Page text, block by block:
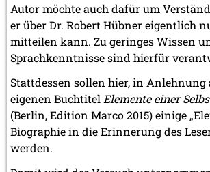
Autor möchte auch dafür um
er über Dr. Robert Hübner eigentlich
mitteilen kann. Zu geringes Wissen
Sprachkenntnisse sind hierfür
Stattdessen sollen hier, in Anlehnung
eigenen Buchtitel Elemente einer
(Berlin, Edition Marco 2015) einige
Biographie in die Erinnerung des
werden.